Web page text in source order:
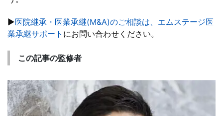
▶医院継承・医業承継(M&A)のご相談は、エムステージ医
業承継サポート にお問い合わせください。
この記事の監修者